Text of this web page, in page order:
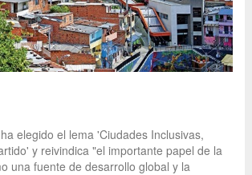
elegido el lema 'Ciudades Inclusivas,
y reivindica "el importante papel de la
una fuente de desarrollo global y la